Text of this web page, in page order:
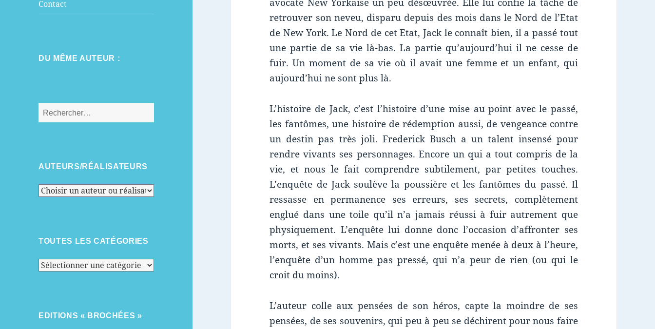
Contact
DU MÊME AUTEUR :
Rechercher :
AUTEURS/RÉALISATEURS
TOUTES LES CATÉGORIES
Toutes
EDITIONS « BROCHÉES »
retrouver son neveu, disparu depuis des mois dans le Nord de l’Etat
de New York. Le Nord de cet Etat, Jack le connaît bien, il a passé tout
une partie de sa vie là-bas. La partie qu’aujourd’hui il ne cesse de
fuir. Un moment de sa vie où il avait une femme et un enfant, qui
aujourd’hui ne sont plus là.
L’histoire de Jack, c’est l’histoire d’une mise au point avec le passé,
les fantômes, une histoire de rédemption aussi, de vengeance contre
un destin pas très joli. Frederick Busch a un talent insensé pour
rendre vivants ses personnages. Encore un qui a tout compris de la
vie, et nous le fait comprendre subtilement, par petites touches.
L’enquête de Jack soulève la poussière et les fantômes du passé. Il
ressasse en permanence ses erreurs, ses secrets, complètement
englué dans une toile qu’il n’a jamais réussi à fuir autrement que
physiquement. L’enquête lui donne donc l’occasion d’affronter ses
morts, et ses vivants. Mais c’est une enquête menée à deux à l’heure,
l’enquête d’un homme pas pressé, qui n’a peur de rien (ou qui le
croit du moins).
L’auteur colle aux pensées de son héros, capte la moindre de ses
pensées, de ses souvenirs, qui peu à peu se déchirent pour nous faire